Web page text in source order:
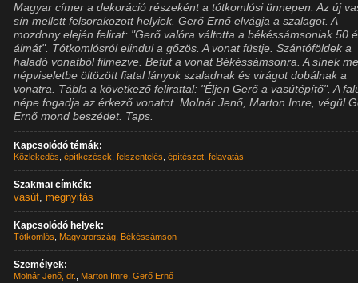
Magyar címer a dekoráció részeként a tótkomlósi ünnepen. Az új
sín mellett felsorakozott helyiek. Gerő Ernő elvágja a szalagot. A
mozdony elején felirat: "Gerő valóra váltotta a békéssámsoniak 50
álmát". Tótkomlósról elindul a gőzös. A vonat füstje. Szántóföldek a
haladó vonatból filmezve. Befut a vonat Békéssámsonra. A sínek
népviseletbe öltözött fiatal lányok szaladnak és virágot dobálnak a
vonatra. Tábla a következő felirattal: "Éljen Gerő a vasútépítő". A
népe fogadja az érkező vonatot. Molnár Jenő, Marton Imre, végül
Ernő mond beszédet. Taps.
Kapcsolódó témák:
Közlekedés ,építkezések ,felszentelés ,építészet ,felavatás
Szakmai címkék:
vasút,megnyitás
Kapcsolódó helyek:
Tótkomlós
Magyarország Békéssámson
Személyek:
Molnár Jenő, dr.
Marton Imre ,Gerő Ernő